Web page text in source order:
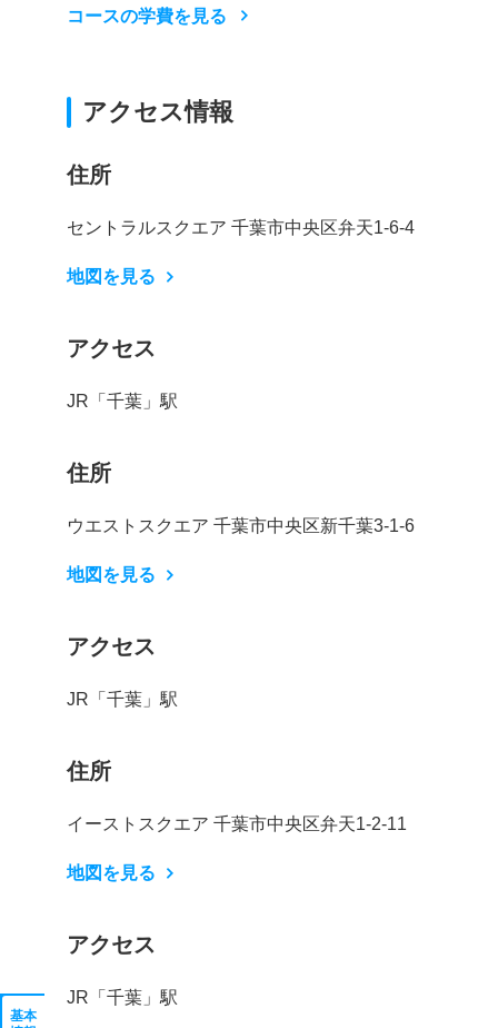
基本
コースの学費を見る
アクセス情報
住所
セントラルスクエア 千葉市中央区弁天1-6-4
地図を見る
アクセス
JR「千葉」駅
住所
ウエストスクエア 千葉市中央区新千葉3-1-6
地図を見る
アクセス
JR「千葉」駅
住所
イーストスクエア 千葉市中央区弁天1-2-11
地図を見る
アクセス
JR「千葉」駅